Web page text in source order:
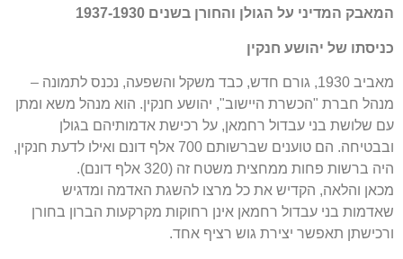
המאבק המדיני על הגולן והחורן בשנים 1937-1930
כניסתו של יהושע חנקין
מאביב 1930, גורם חדש, כבד משקל והשפעה, נכנס לתמונה –
מנהל חברת "הכשרת היישוב", יהושע חנקין. הוא מנהל משא ומתן
עם שלושת בני עבדול רחמאן, על רכישת אדמותיהם בגולן
ובבטיחה. הם טוענים שברשותם 700 אלף דונם ואילו לדעת חנקין,
היה ברשות פחות ממחצית משטח זה (320 אלף דונם).
מכאן והלאה, הקדיש את כל מרצו להשגת האדמה ומדגיש
שאדמות בני עבדול רחמאן אינן רחוקות מקרקעות הברון בחורן
ורכישתן תאפשר יצירת גוש רציף אחד.